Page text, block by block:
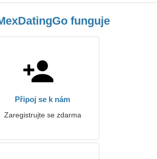
funguje
Připoj se k nám
Zaregistrujte se zdarma